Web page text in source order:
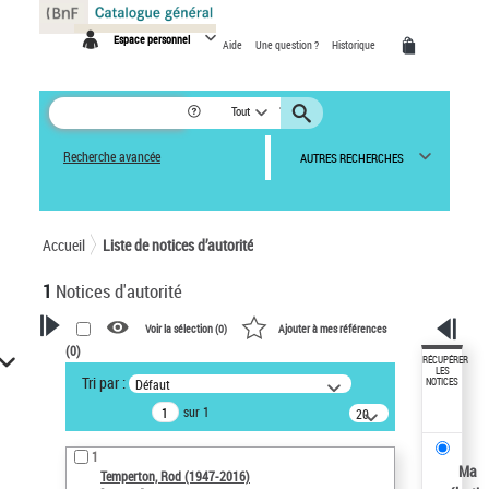
Espace personnel Aide Une question ? Historique
Tout
Recherche avancée AUTRES RECHERCHES
Accueil Liste de notices d’autorité
1 Notices d'autorité
VOTRE RECHERCHE
Recherche avancée dans les
notices d’autorité
Œuvres liées à l'auteur :
Temperton, Rod (1947-2016)
Voir la sélection (0) Ajouter à mes références
(0)
Tri par : Défaut
sur 1
20
résultats/page
1
Temperton, Rod (1947-2016)
RÉCUPÉRER
LES
NOTICES
Ma
Panneau de gestion des cookies